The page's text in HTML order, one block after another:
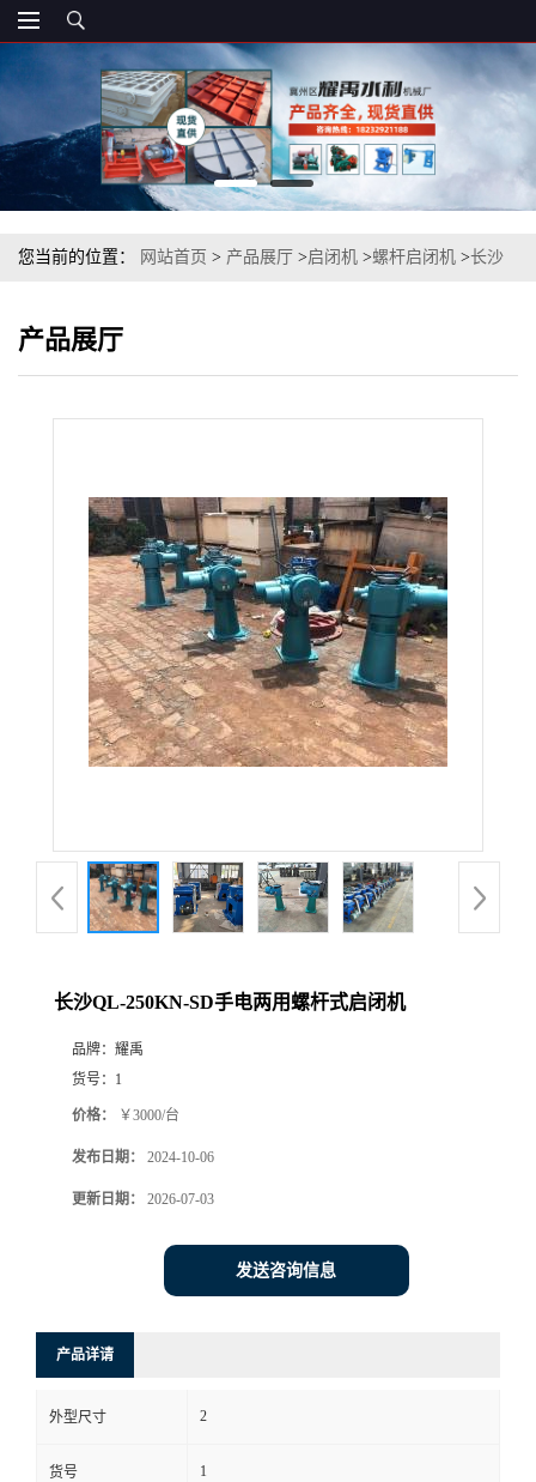
您当前的位置： 网站首页 > 产品展厅 >启闭机 >螺杆启闭机 >长沙
产品展厅
长沙QL-250KN-SD手电两用螺杆式启闭机
品牌： 耀禹
货号： 1
价格： ￥3000/台
发布日期： 2024-10-06
更新日期： 2026-07-03
发送咨询信息
产品详请
外型尺寸 2
货号 1